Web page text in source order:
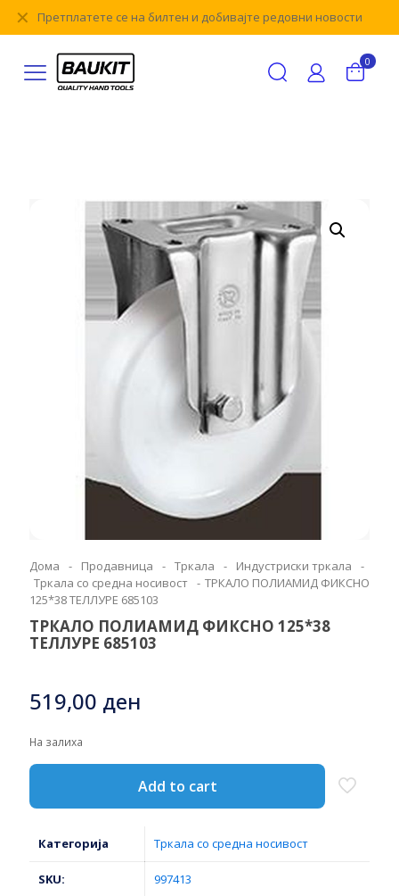
Претплатете се на билтен и добивајте редовни новости
✕
0
Дома - Продавница - Тркала - Индустриски тркала
-
Тркала со средна носивост - ТРКАЛО ПОЛИАМИД ФИКСНО
125*38 ТЕЛЛУРЕ 685103
ТРКАЛО ПОЛИАМИД ФИКСНО 125*38
ТЕЛЛУРЕ 685103
519,00 ден
На залиха
Add to cart
Категорија Тркала со средна носивост
SKU: 997413